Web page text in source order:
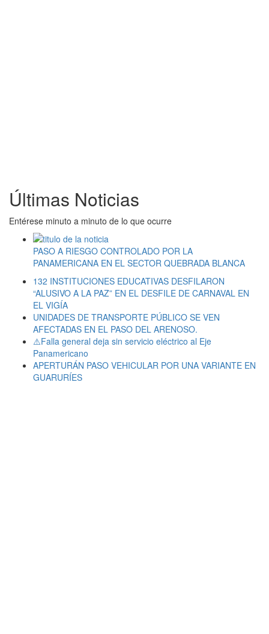
Últimas Noticias
Entérese minuto a minuto de lo que ocurre
PASO A RIESGO CONTROLADO POR LA
PANAMERICANA EN EL SECTOR QUEBRADA BLANCA
132 INSTITUCIONES EDUCATIVAS DESFILARON
“ALUSIVO A LA PAZ” EN EL DESFILE DE CARNAVAL EN
EL VIGÍA
UNIDADES DE TRANSPORTE PÚBLICO SE VEN
AFECTADAS EN EL PASO DEL ARENOSO.
⚠️Falla general deja sin servicio eléctrico al Eje
Panamericano
APERTURÁN PASO VEHICULAR POR UNA VARIANTE EN
GUARURÍES